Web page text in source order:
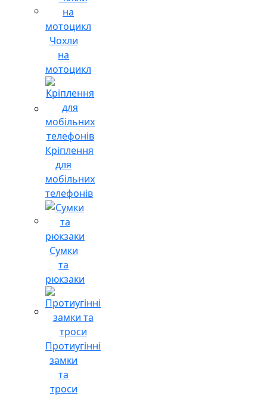
Чохли
на
мотоцикл
Кріплення
для
мобільних
телефонів
Сумки
та
рюкзаки
Протиугінні
замки
та
троси